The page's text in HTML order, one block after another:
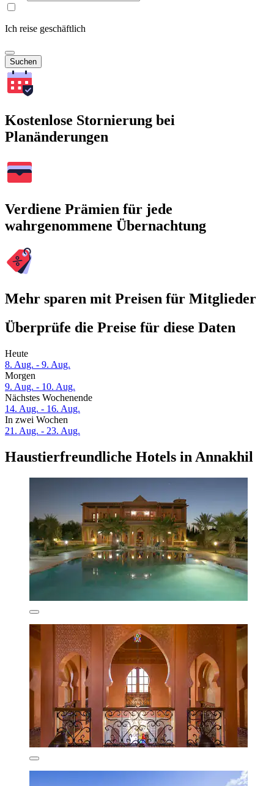
Ich reise geschäftlich
Suchen
Kostenlose Stornierung bei
Planänderungen
Verdiene Prämien für jede
wahrgenommene Übernachtung
Mehr sparen mit Preisen für Mitglieder
Überprüfe die Preise für diese Daten
Heute
8. Aug. - 9. Aug.
Morgen
9. Aug. - 10. Aug.
Nächstes Wochenende
14. Aug. - 16. Aug.
In zwei Wochen
21. Aug. - 23. Aug.
Haustierfreundliche Hotels in Annakhil